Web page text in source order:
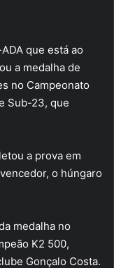
que está ao
a medalha de
no Campeonato
Sub-23, que
a prova em
o húngaro
medalha no
K2 500,
Gonçalo Costa.